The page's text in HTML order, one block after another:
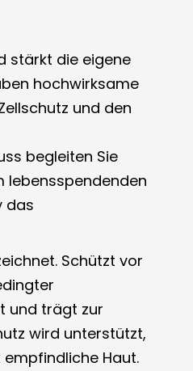
stärkt die eigene
hochwirksame
und den
begleiten Sie
lebensspendenden
das
Schützt vor
und trägt zur
wird unterstützt,
Haut.